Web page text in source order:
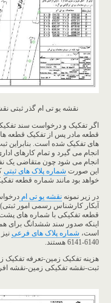
نقشه یو تی ام گذر ثبتی نقشه
اگر تفکیک و درخواست سند
قطعه مادر پس از تفکیک قطعه
های تفکیک شده است. بنابراین
انجام می گیرد و تمام کارهای
انجام می شود چون متقاضی یک
این صورت شماره پلاک های ثبتی
خواهد بود مانند شماره قطعه
در زیر نمونه نقشه یو تی ام
آبکار کارشناس رسمی امور
اینکه صدور سند ششدانگ برای
است، شماره پلاک های فرعی
6140-6141 هستند.
هزینه تفکیک زمین-تعرفه تفکیک
ثبت-نقشه تفکیکی زمین-نقشه